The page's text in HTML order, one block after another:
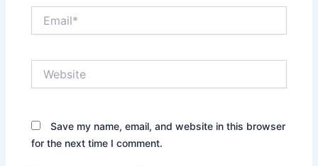
Save my name, email, and website in this browser
for the next time I comment.